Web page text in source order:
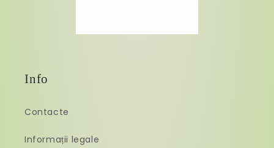
Info
Contacte
Informații legale